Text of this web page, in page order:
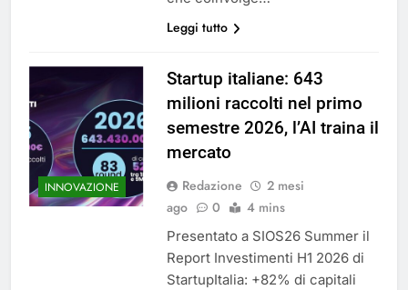
Leggi tutto
INNOVAZIONE
Startup italiane: 643
milioni raccolti nel primo
semestre 2026, l’AI traina il
mercato
Redazione
2 mesi
ago
0 4 mins
Presentato a SIOS26 Summer il
Report Investimenti H1 2026 di
StartupItalia: +82% di capitali